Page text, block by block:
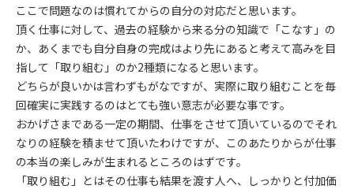
ここで問題なのは慣れてからの自分の対応だと思います。
頂く仕事に対して、過去の経験から来る分の知識で「こなす」の
か、あくまでも自分自身の完成はより先にあると考えて高みを目
指して「取り組む」のか2種類になると思います。
どちらが良いかは言わずもがなですが、実際に取り組むことを毎
回確実に実践するのはとても強い意志が必要な事です。
おかげさまである一定の期間、仕事をさせて頂いているのでそれ
なりの経験を積ませて頂いたわけですが、このあたりからが仕事
の本当の楽しみが生まれるところのはずです。
「取り組む」とはその仕事も結果を渡す人へ、しっかりと付加価